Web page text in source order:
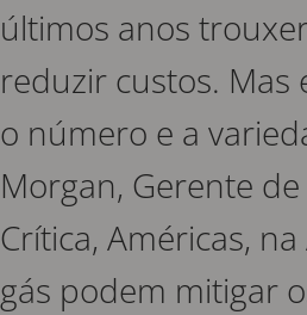
últimos anos
reduzir custos. Mas
o número e a
Morgan, Gerente
Crítica, Américas,
gás podem mitigar